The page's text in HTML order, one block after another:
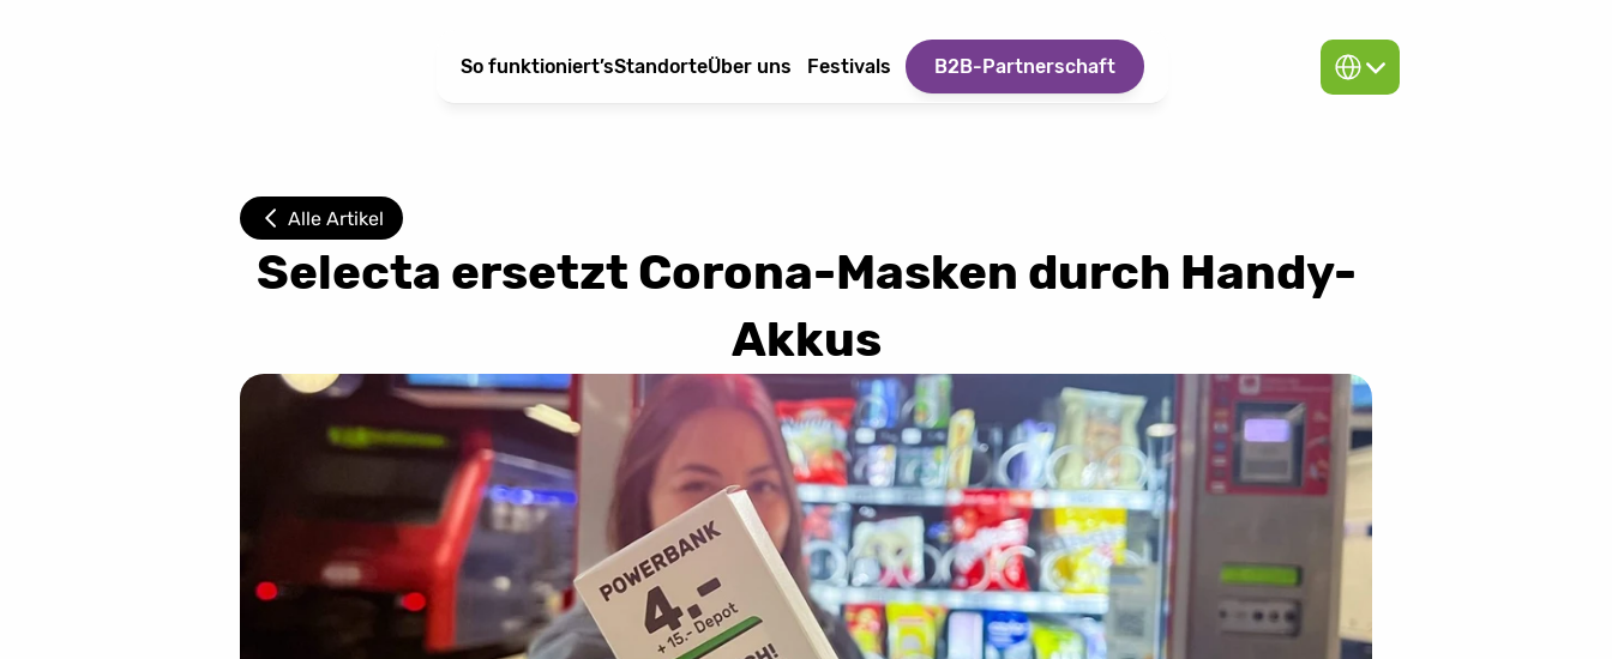
Alle Artikel
Selecta ersetzt Corona-Masken durch Handy-
Akkus
StandorteÜber uns Festivals
So funktioniert’s B2B-Partnerschaft
Select Language